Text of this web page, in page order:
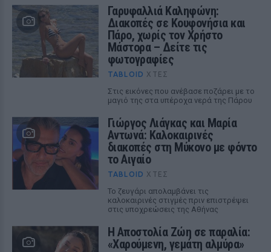
Γαρυφαλλιά Καληφώνη:
Διακοπές σε Κουφονήσια και
Πάρο, χωρίς τον Χρήστο
Μάστορα – Δείτε τις
φωτογραφίες
TABLOID ΧΤΕΣ
Στις εικόνες που ανέβασε ποζάρει με το
μαγιό της στα υπέροχα νερά της Πάρου
Γιώργος Λιάγκας και Μαρία
Αντωνά: Καλοκαιρινές
διακοπές στη Μύκονο με φόντο
το Αιγαίο
TABLOID ΧΤΕΣ
Το ζευγάρι απολαμβάνει τις
καλοκαιρινές στιγμές πριν επιστρέψει
στις υποχρεώσεις της Αθήνας
Η Αποστολία Ζώη σε παραλία:
«Χαρούμενη, γεμάτη αλμύρα»